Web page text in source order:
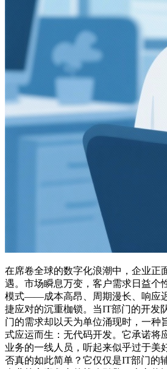
在席卷全球的数字化浪潮中，企业正
遇。市场瞬息万变，客户需求日益个
模式——成本高昂、周期漫长、响应
捷应对的沉重枷锁。当IT部门的开发
门的需求却以天为单位涌现时，一种
式应运而生：无代码开发。它承诺将
业务的一线人员，听起来似乎过于美
否真的如此简单？它仅仅是IT部门的